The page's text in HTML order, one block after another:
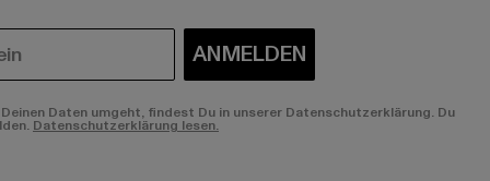
ANMELDEN
Daten umgeht, findest Du in unserer Datenschutzerklärung. Du
Datenschutzerklärung lesen.